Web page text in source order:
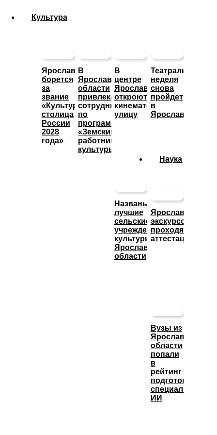
Культура
Ярославль
борется
за
звание
«Культурная
столица
России
2028
года»
В
Ярославской
области
привлекают
сотрудников
по
программе
«Земский
работник
культуры»
В
центре
Ярославле
откроют
кинематографическую
улицу
Театральная
неделя
снова
пройдет
в
Ярославле
Названы
лучшие
сельские
учреждения
культуры
Ярославской
области
Наука
Ярославские
экскурсоводы
проходят
аттестацию
Вузы из
Ярославской
области
попали
в
рейтинг
подготовки
специалистов
ИИ